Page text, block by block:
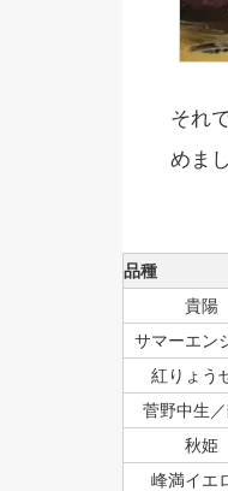
それ
めま
品種
貴陽
サマーエン
紅りょう
菅野中生
秋姫
峰満イエ